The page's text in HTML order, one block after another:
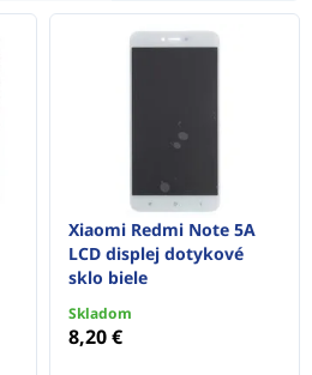
Xiaomi Redmi Note 5A
LCD displej dotykové
sklo biele
Skladom
8,20 €